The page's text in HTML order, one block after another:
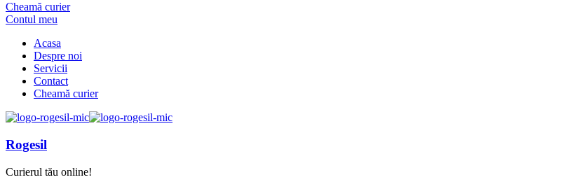
Cheamă curier
Contul meu
Acasa
Despre noi
Servicii
Contact
Cheamă curier
Rogesil
Curierul tău online!